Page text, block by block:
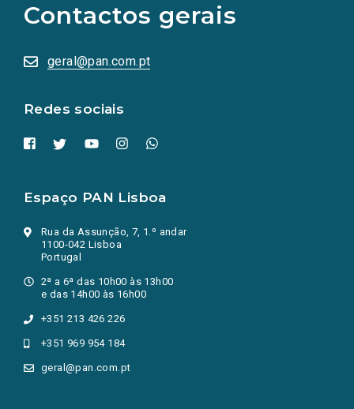
Contactos gerais
geral@pan.com.pt
Redes sociais
redes
sociais
numa
nova
Espaço PAN Lisboa
Rua da Assunção, 7, 1.º andar
1100-042 Lisboa
Portugal
2ª a 6ª das 10h00 às 13h00
e das 14h00 às 16h00
+351 213 426 226
+351 969 954 184
geral@pan.com.pt